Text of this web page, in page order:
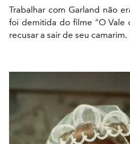
Trabalhar com Garland não
foi demitida do filme “O Vale
recusar a sair de seu camarim.